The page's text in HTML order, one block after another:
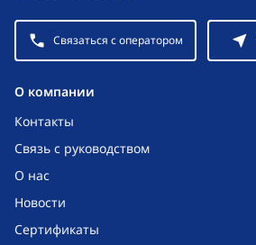
O компании
Контакты
Связь с руководством
О нас
Новости
Сертификаты
Связаться с оператором